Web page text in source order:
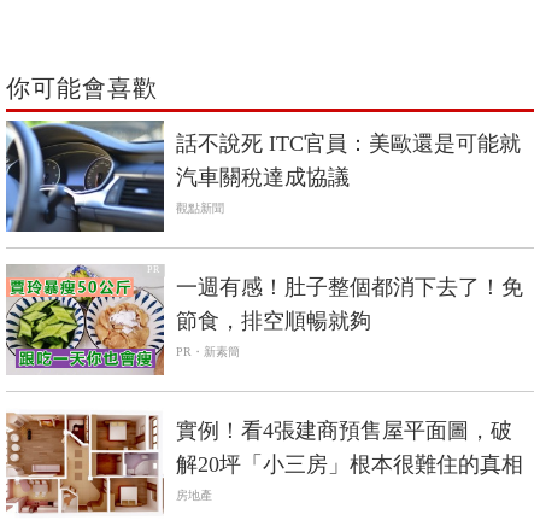
你可能會喜歡
話不說死 ITC官員：美歐還是可能就
汽車關稅達成協議
觀點新聞
PR
一週有感！肚子整個都消下去了！免
節食，排空順暢就夠
PR・新素簡
實例！看4張建商預售屋平面圖，破
解20坪「小三房」根本很難住的真相
房地產